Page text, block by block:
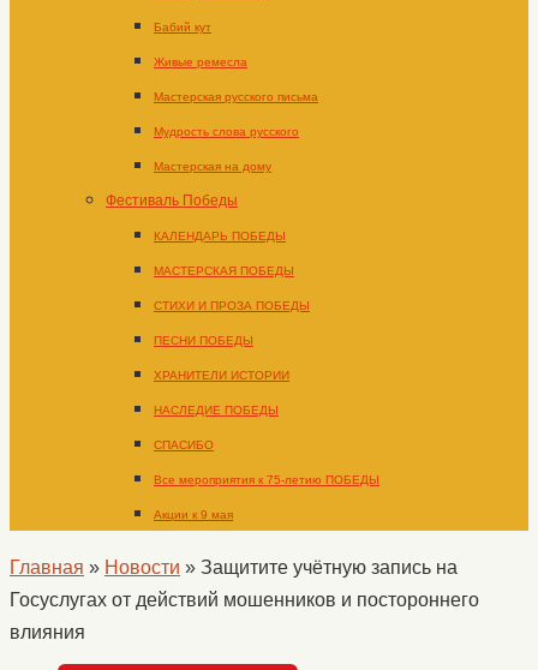
Бабий кут
Живые ремесла
Мастерская русского письма
Мудрость слова русского
Мастерская на дому
Фестиваль Победы
КАЛЕНДАРЬ ПОБЕДЫ
МАСТЕРСКАЯ ПОБЕДЫ
СТИХИ И ПРОЗА ПОБЕДЫ
ПЕСНИ ПОБЕДЫ
ХРАНИТЕЛИ ИСТОРИИ
НАСЛЕДИЕ ПОБЕДЫ
СПАСИБО
Все мероприятия к 75-летию ПОБЕДЫ
Акции к 9 мая
Главная » Новости » Защитите учётную запись на
Госуслугах от действий мошенников и постороннего
влияния